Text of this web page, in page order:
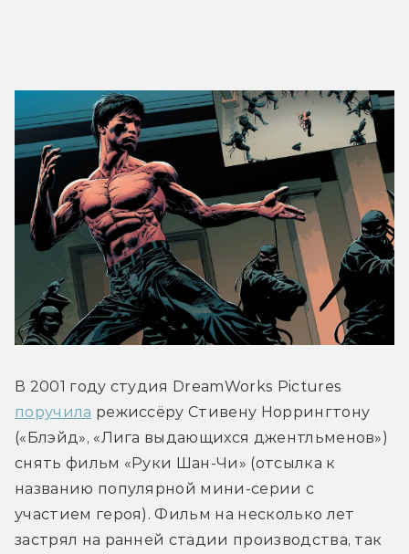
поручила режиссёру Стивену Норрингтону
(«Блэйд», «Лига выдающихся джентльменов»)
снять фильм «Руки Шан-Чи» (отсылка к
названию популярной мини-серии с
участием героя). Фильм на несколько лет
застрял на ранней стадии производства, так